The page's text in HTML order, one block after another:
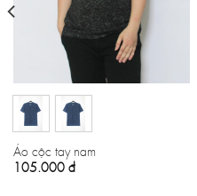
Áo cộc tay nam
105.000đ